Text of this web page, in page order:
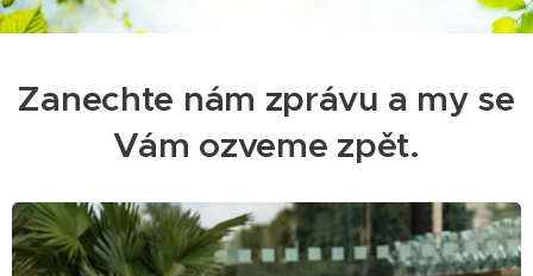
Zanechte nám zprávu a my se
Vám ozveme zpět.